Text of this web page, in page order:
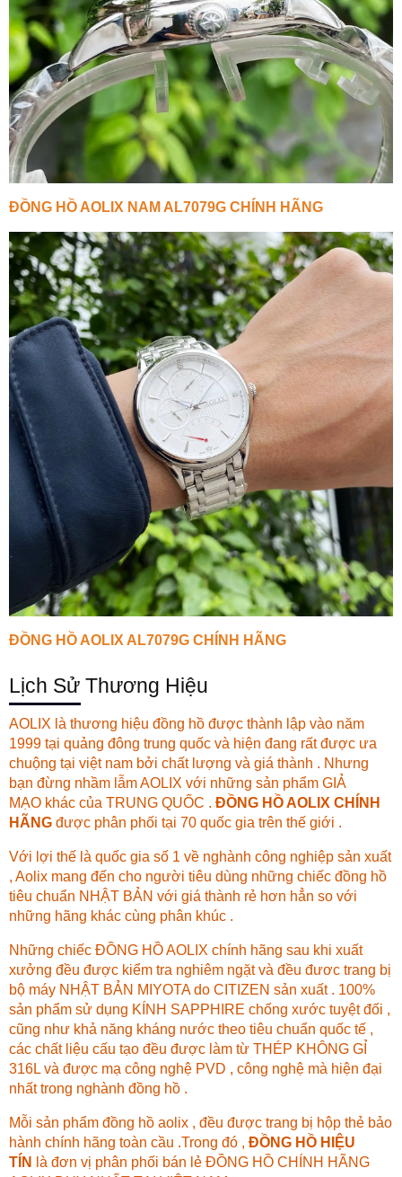
ĐỒNG HỒ AOLIX NAM AL7079G CHÍNH HÃNG
ĐỒNG HỒ AOLIX AL7079G CHÍNH HÃNG
Lịch Sử Thương Hiệu
AOLIX là thương hiệu đồng hồ được thành lập vào năm
1999 tại quảng đông trung quốc và hiện đang rất được ưa
chuộng tại việt nam bởi chất lượng và giá thành . Nhưng
bạn đừng nhầm lẫm AOLIX với những sản phẩm GIẢ
MẠO khác của TRUNG QUỐC . ĐỒNG HỒ AOLIX CHÍNH
HÃNG được phân phối tại 70 quốc gia trên thế giới .
Với lợi thế là quốc gia số 1 về nghành công nghiệp sản xuất
, Aolix mang đến cho người tiêu dùng những chiếc đồng hồ
tiêu chuẩn NHẬT BẢN với giá thành rẻ hơn hẳn so với
những hãng khác cùng phân khúc .
Những chiếc ĐỒNG HỒ AOLIX chính hãng sau khi xuất
xưởng đều được kiểm tra nghiêm ngặt và đều đươc trang bị
bộ máy NHẬT BẢN MIYOTA do CITIZEN sản xuất . 100%
sản phẩm sử dụng KÍNH SAPPHIRE chống xước tuyệt đối ,
cũng như khả năng kháng nước theo tiêu chuẩn quốc tế ,
các chất liệu cấu tạo đều được làm từ THÉP KHÔNG GỈ
316L và được mạ công nghệ PVD , công nghệ mà hiện đại
nhất trong nghành đồng hồ .
Mỗi sản phẩm đồng hồ aolix , đều được trang bị hộp thẻ bảo
hành chính hãng toàn cầu .Trong đó , ĐỒNG HỒ HIỆU
TÍN
là đơn vị phân phối bán lẻ ĐỒNG HỒ CHÍNH HÃNG